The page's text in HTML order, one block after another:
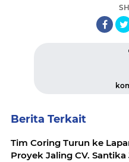
Berita Terkait
Tim Coring Turun ke
Proyek Jaling CV. Santika